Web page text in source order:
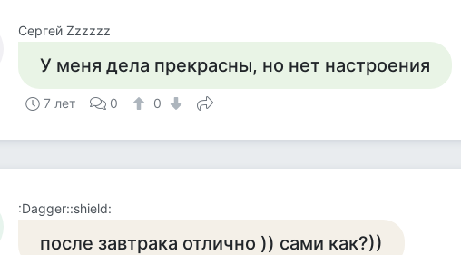
Сергей Zzzzzz
У меня дела прекрасны, но нет настроения
7 лет 0 0
:Dagger::shield:
после завтрака отлично )) сами как?))